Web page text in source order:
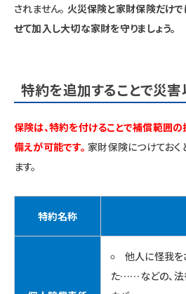
されません。 火災保険と家財保険だけ
せて加入し大切な家財を守りましょう。
特約を追加することで災
保険は、特約を付けることで補償範囲
備えが可能です。家財保険につけてお
ます。
特約名称
他人に怪我を
た……などの、